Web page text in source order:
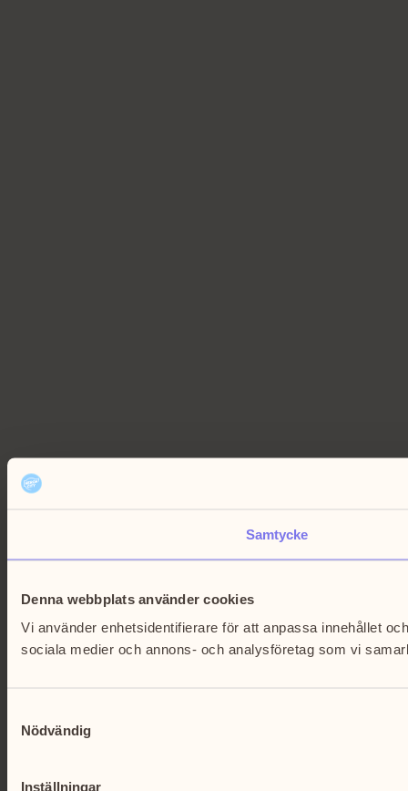
Samtycke
Denna webbplats använder cookies
Vi använder enhetsidentifierare för att anpassa innehållet
sociala medier och annons- och analysföretag som vi
Nödvändig
Inställningar